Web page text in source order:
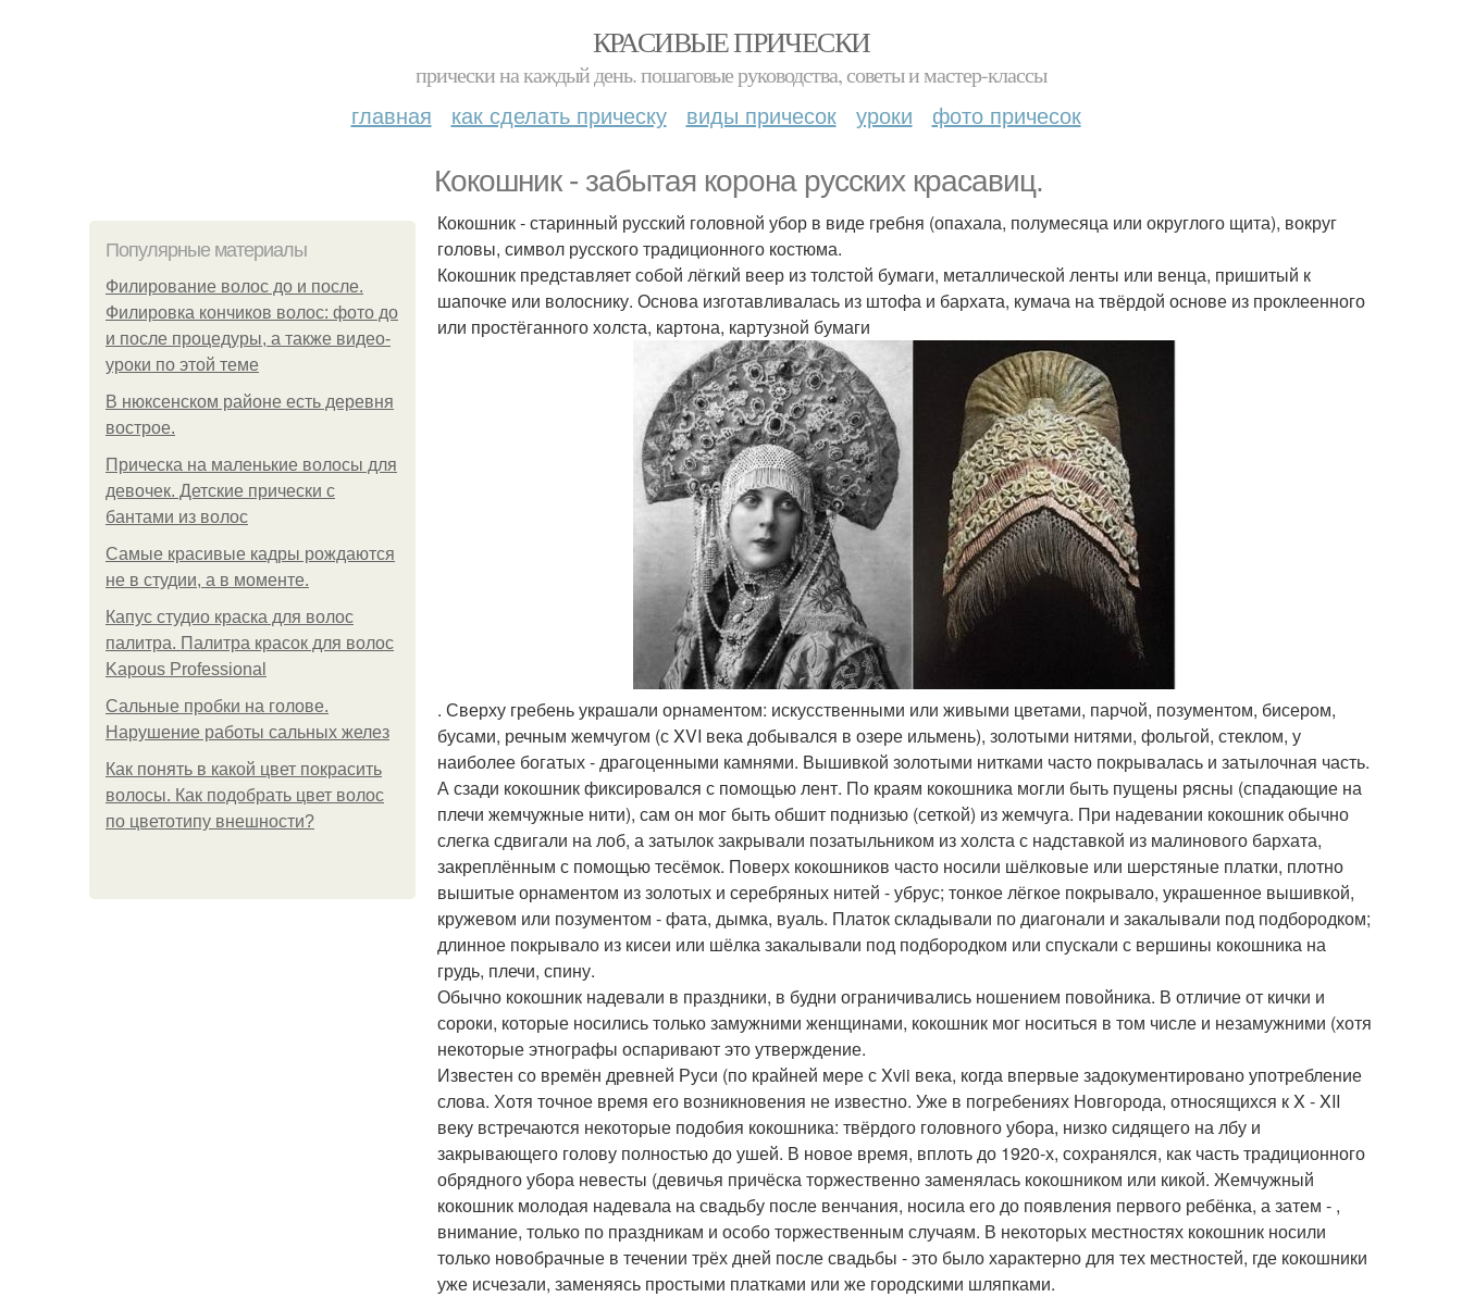
КРАСИВЫЕ ПРИЧЕСКИ
прически на каждый день. пошаговые руководства, советы и мастер-классы
главная как сделать прическу виды причесок уроки фото причесок
Кокошник - забытая корона русских красавиц.
Популярные материалы
Филирование волос до и после.
Филировка кончиков волос: фото до
и после процедуры, а также видео-
уроки по этой теме
В нюксенском районе есть деревня
вострое.
Прическа на маленькие волосы для
девочек. Детские прически с
бантами из волос
Самые красивые кадры рождаются
не в студии, а в моменте.
Капус студио краска для волос
палитра. Палитра красок для волос
Kapous Professional
Сальные пробки на голове.
Нарушение работы сальных желез
Как понять в какой цвет покрасить
волосы. Как подобрать цвет волос
по цветотипу внешности?
Кокошник - старинный русский головной убор в виде гребня (опахала, полумесяца или округлого щита), вокруг
головы, символ русского традиционного костюма.
Кокошник представляет собой лёгкий веер из толстой бумаги, металлической ленты или венца, пришитый к
шапочке или волоснику. Основа изготавливалась из штофа и бархата, кумача на твёрдой основе из проклеенного
или простёганного холста, картона, картузной бумаги
. Сверху гребень украшали орнаментом: искусственными или живыми цветами, парчой, позументом, бисером,
бусами, речным жемчугом (с XVI века добывался в озере ильмень), золотыми нитями, фольгой, стеклом, у
наиболее богатых - драгоценными камнями. Вышивкой золотыми нитками часто покрывалась и затылочная часть.
А сзади кокошник фиксировался с помощью лент. По краям кокошника могли быть пущены рясны (спадающие на
плечи жемчужные нити), сам он мог быть обшит поднизью (сеткой) из жемчуга. При надевании кокошник обычно
слегка сдвигали на лоб, а затылок закрывали позатыльником из холста с надставкой из малинового бархата,
закреплённым с помощью тесёмок. Поверх кокошников часто носили шёлковые или шерстяные платки, плотно
вышитые орнаментом из золотых и серебряных нитей - убрус; тонкое лёгкое покрывало, украшенное вышивкой,
кружевом или позументом - фата, дымка, вуаль. Платок складывали по диагонали и закалывали под подбородком;
длинное покрывало из кисеи или шёлка закалывали под подбородком или спускали с вершины кокошника на
грудь, плечи, спину.
Обычно кокошник надевали в праздники, в будни ограничивались ношением повойника. В отличие от кички и
сороки, которые носились только замужними женщинами, кокошник мог носиться в том числе и незамужними (хотя
некоторые этнографы оспаривают это утверждение.
Известен со времён древней Руси (по крайней мере с Xvii века, когда впервые задокументировано употребление
слова. Хотя точное время его возникновения не известно. Уже в погребениях Новгорода, относящихся к X - XII
веку встречаются некоторые подобия кокошника: твёрдого головного убора, низко сидящего на лбу и
закрывающего голову полностью до ушей. В новое время, вплоть до 1920-х, сохранялся, как часть традиционного
обрядного убора невесты (девичья причёска торжественно заменялась кокошником или кикой. Жемчужный
кокошник молодая надевала на свадьбу после венчания, носила его до появления первого ребёнка, а затем - ,
внимание, только по праздникам и особо торжественным случаям. В некоторых местностях кокошник носили
только новобрачные в течении трёх дней после свадьбы - это было характерно для тех местностей, где кокошники
уже исчезали, заменяясь простыми платками или же городскими шляпками.